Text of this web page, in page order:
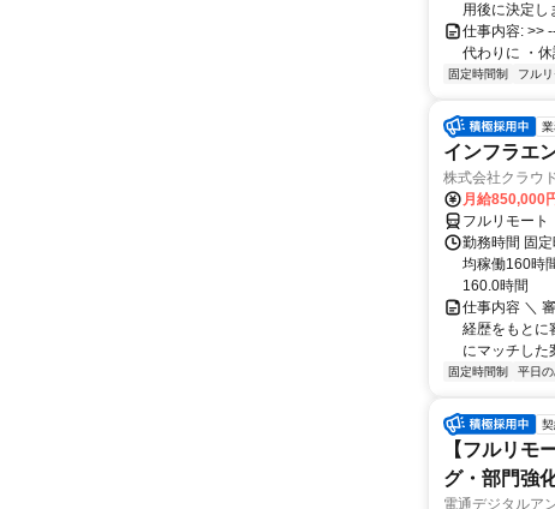
用後に決定し
仕事内容: >>
代わりに ・
固定時間制 フル
インフラエ
株式会社クラウ
月給850,000
フルリモート
勤務時間 固
均稼働160時
160.0時間
仕事内容 ＼
経歴をもとに
にマッチした
固定時間制 平日
【フルリ
グ・部門強
電通デジタルア